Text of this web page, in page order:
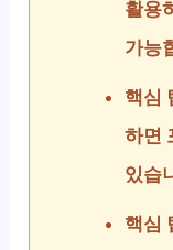
활용
가능
핵심
하면
있습
핵심